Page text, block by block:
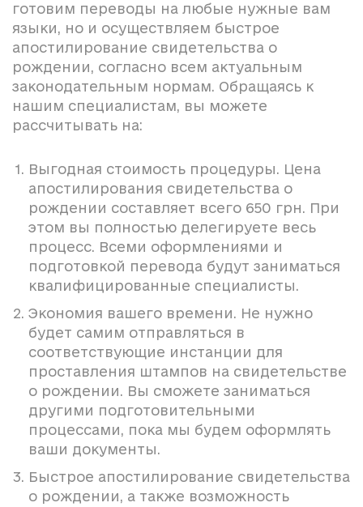
готовим переводы на любые нужные вам
языки, но и осуществляем быстрое
апостилирование свидетельства о
рождении, согласно всем актуальным
законодательным нормам. Обращаясь к
нашим специалистам, вы можете
рассчитывать на:
Выгодная стоимость процедуры. Цена
апостилирования свидетельства о
рождении составляет всего 650 грн. При
этом вы полностью делегируете весь
процесс. Всеми оформлениями и
подготовкой перевода будут заниматься
квалифицированные специалисты.
Экономия вашего времени. Не нужно
будет самим отправляться в
соответствующие инстанции для
проставления штампов на свидетельстве
о рождении. Вы сможете заниматься
другими подготовительными
процессами, пока мы будем оформлять
ваши документы.
Быстрое апостилирование свидетельства
о рождении, а также возможность